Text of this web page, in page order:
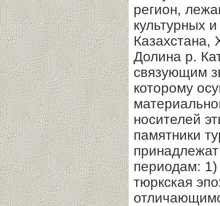
регион,
культурных
Казахстана,
Долина р.
связующим
которому
носителей
памятники
периодам: 1)
тюркская